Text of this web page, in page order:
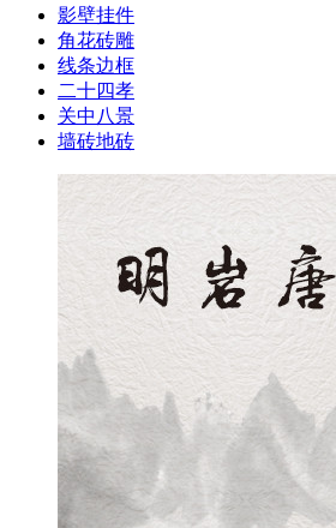
影壁挂件
角花砖雕
线条边框
二十四孝
关中八景
墙砖地砖